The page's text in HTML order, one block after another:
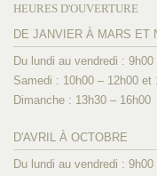
HEURES D'OUVERTURE
DE JANVIER À MARS ET
Du lundi au vendredi :
Samedi : 10h00 – 12h00 et
Dimanche : 13h30 – 16h00
D'AVRIL À OCTOBRE
Du lundi au vendredi :